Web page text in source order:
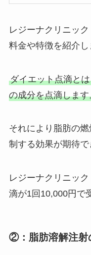
レジーナクリニッ
料金や特徴を紹介し
ダイエット点滴と
の成分を点滴します
それにより脂肪の
制する効果が期待で
レジーナクリニッ
滴が1回10,000円で
②：脂肪溶解注射